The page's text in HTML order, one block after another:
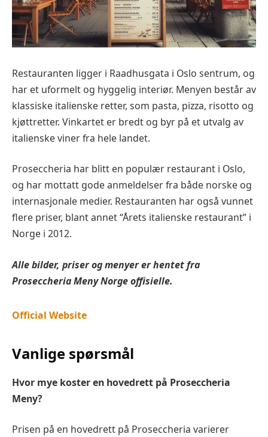
Restauranten ligger i Raadhusgata i Oslo sentrum, og
har et uformelt og hyggelig interiør. Menyen består av
klassiske italienske retter, som pasta, pizza, risotto og
kjøttretter. Vinkartet er bredt og byr på et utvalg av
italienske viner fra hele landet.
Proseccheria har blitt en populær restaurant i Oslo,
og har mottatt gode anmeldelser fra både norske og
internasjonale medier. Restauranten har også vunnet
flere priser, blant annet “Årets italienske restaurant” i
Norge i 2012.
Alle bilder, priser og menyer er hentet fra
ProseccheriaMeny Norge offisielle.
Official Website
Vanlige spørsmål
Hvor mye koster en hovedrett på Proseccheria
Meny?
Prisen på en hovedrett på Proseccheria varierer